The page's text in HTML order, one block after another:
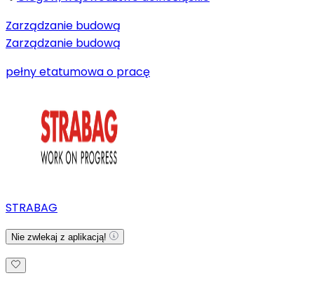
Zarządzanie budową
Zarządzanie budową
pełny etatumowa o pracę
STRABAG
Nie zwlekaj z aplikacją!